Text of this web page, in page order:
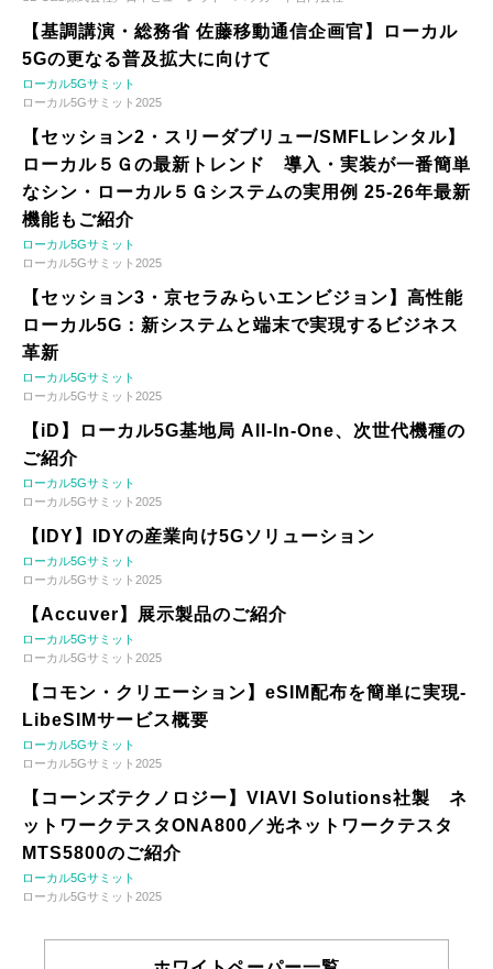
【基調講演・総務省 佐藤移動通信企画官】ローカル
5Gの更なる普及拡大に向けて
ローカル5Gサミット
ローカル5Gサミット2025
【セッション2・スリーダブリュー/SMFLレンタル】
ローカル５Ｇの最新トレンド 導入・実装が一番簡単
なシン・ローカル５Ｇシステムの実用例 25-26年最新
機能もご紹介
ローカル5Gサミット
ローカル5Gサミット2025
【セッション3・京セラみらいエンビジョン】高性能
ローカル5G：新システムと端末で実現するビジネス
革新
ローカル5Gサミット
ローカル5Gサミット2025
【iD】ローカル5G基地局 All-In-One、次世代機種の
ご紹介
ローカル5Gサミット
ローカル5Gサミット2025
【IDY】IDYの産業向け5Gソリューション
ローカル5Gサミット
ローカル5Gサミット2025
【Accuver】展示製品のご紹介
ローカル5Gサミット
ローカル5Gサミット2025
【コモン・クリエーション】eSIM配布を簡単に実現-
LibeSIMサービス概要
ローカル5Gサミット
ローカル5Gサミット2025
【コーンズテクノロジー】VIAVI Solutions社製 ネ
ットワークテスタONA800／光ネットワークテスタ
MTS5800のご紹介
ローカル5Gサミット
ローカル5Gサミット2025